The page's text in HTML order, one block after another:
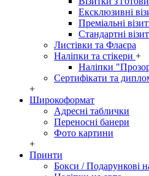
Ексклюзивні
Преміальні
Стандартні
Листівки та Флаєра
Наліпки та стікери +
Наліпки
Сертифікати та
+
Широкоформат
Адресні таблички
Переносні банери
Фото картини
+
Принти
Бокси / Подарункові